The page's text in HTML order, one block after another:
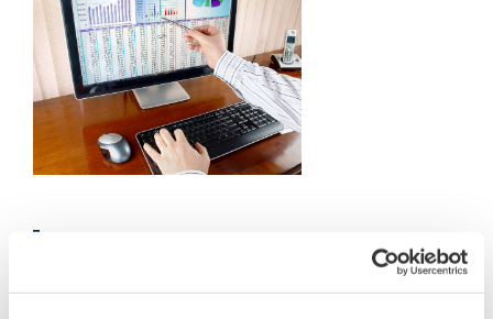
외부 환경 데이터의 측정, 분석 및 평가